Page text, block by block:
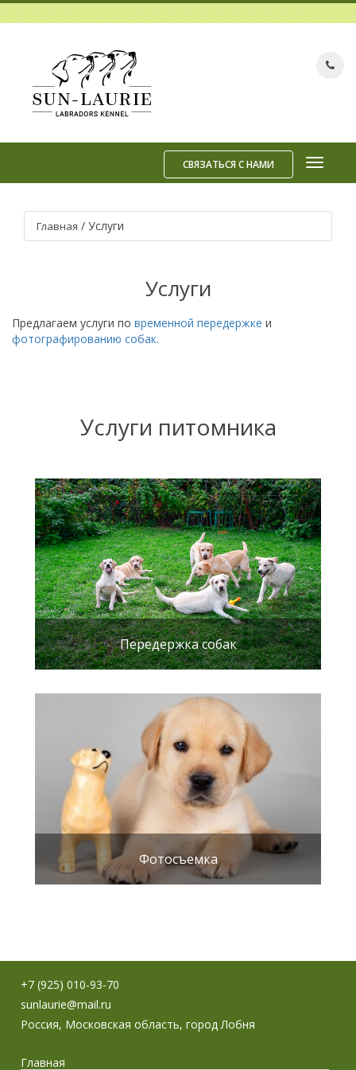
СВЯЗАТЬСЯ С НАМИ
Главная / Услуги
Услуги
Предлагаем услуги по временной передержке и
фотографированию собак.
Услуги питомника
Передержка собак
Фотосъемка
+7 (925) 010-93-70
sunlaurie@mail.ru
Россия, Московская область, город Лобня
Главная